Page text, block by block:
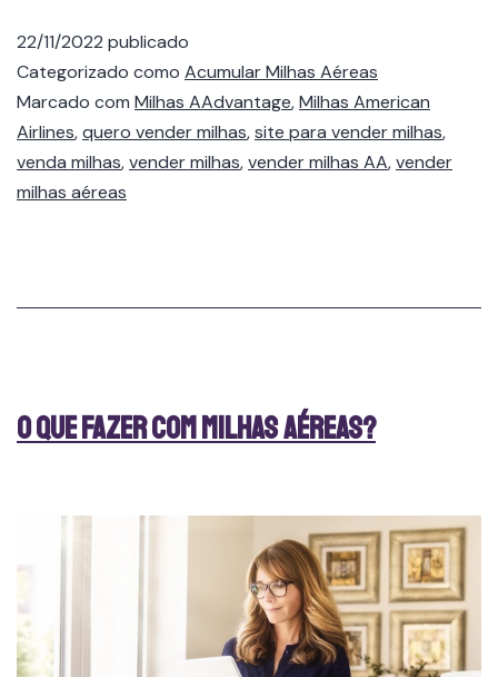
22/11/2022 publicado
Categorizado como Acumular Milhas Aéreas
Marcado com Milhas AAdvantage,Milhas American
Airlines,quero vender milhas,site para vender milhas,
venda milhas,vender milhas,vender milhas AA,vender
milhas aéreas
O que fazer com Milhas Aéreas?